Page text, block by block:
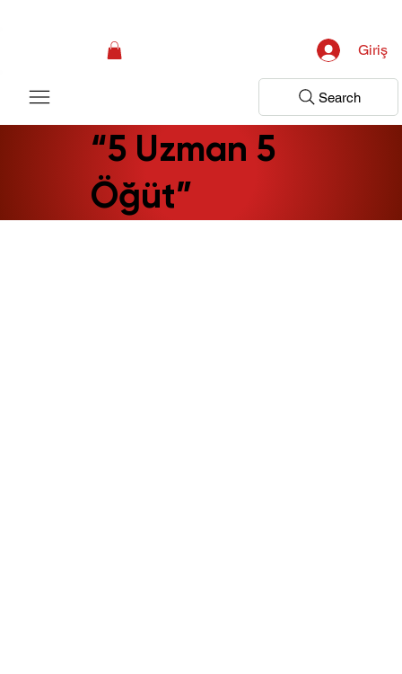
Giriş
Search
“5 Uzman 5
Öğüt”